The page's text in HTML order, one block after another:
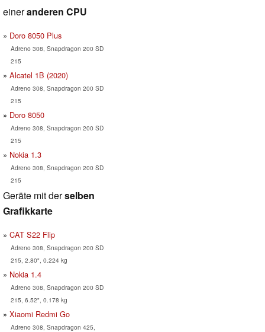
eineranderen CPU
Doro 8050 Plus
Adreno 308, Snapdragon 200 SD
215
Alcatel 1B (2020)
Adreno 308, Snapdragon 200 SD
215
Doro 8050
Adreno 308, Snapdragon 200 SD
215
Nokia 1.3
Adreno 308, Snapdragon 200 SD
215
Geräte mit derselben
Grafikkarte
CAT S22 Flip
Adreno 308, Snapdragon 200 SD
215, 2.80", 0.224 kg
Nokia 1.4
Adreno 308, Snapdragon 200 SD
215, 6.52", 0.178 kg
Xiaomi Redmi Go
Adreno 308, Snapdragon 425,